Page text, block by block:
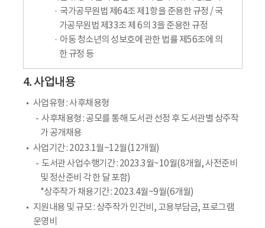
국가공무원법 제64조 제1항을 준용한 규정 / 국
가공무원법 제33조 제 6의 3을 준용한 규정
아동 청소년의 성보호에 관한 법률 제56조에 의
한 규정 등
4. 사업내용
사업유형 : 사후채용형
사후채용형 : 공모를 통해 도서관 선정 후 도서관별 상주작
가 공개채용
사업기간 : 2023.1월~12월(12개월)
도서관 사업수행기간 : 2023.3월~10월(8개월, 사전준비
및 정산준비 각 한 달 포함)
*상주작가 채용기간 : 2023.4월~9월(6개월)
지원내용 및 규모 : 상주작가 인건비, 고용부담금, 프로그램
운영비